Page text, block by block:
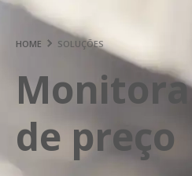
HOME SOLUÇÕES
de preço